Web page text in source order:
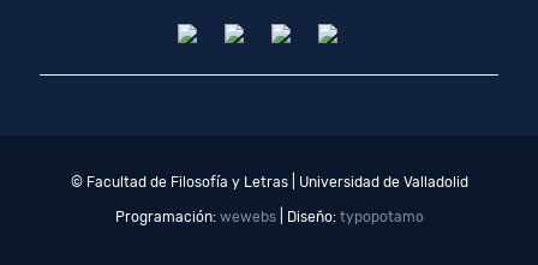
© Facultad de Filosofía y Letras | Universidad de Valladolid
Programación: wewebs| Diseño: typopotamo